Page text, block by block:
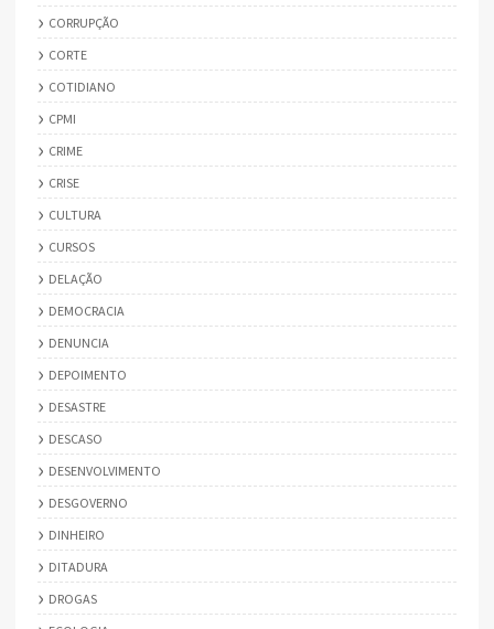
CORRUPÇÃO
CORTE
COTIDIANO
CPMI
CRIME
CRISE
CULTURA
CURSOS
DELAÇÃO
DEMOCRACIA
DENUNCIA
DEPOIMENTO
DESASTRE
DESCASO
DESENVOLVIMENTO
DESGOVERNO
DINHEIRO
DITADURA
DROGAS